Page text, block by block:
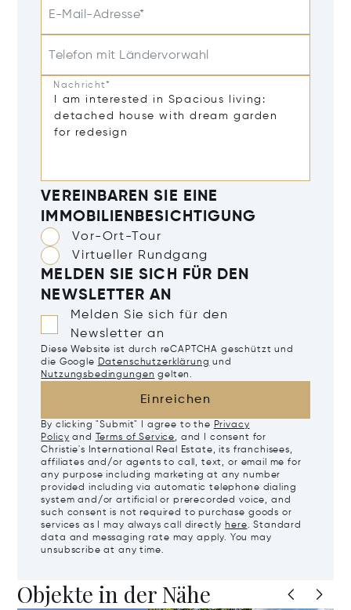
E-Mail-Adresse*
Telefon mit Ländervorwahl
Nachricht*
VEREINBAREN SIE EINE
IMMOBILIENBESICHTIGUNG
Vor-Ort-Tour
Virtueller Rundgang
MELDEN SIE SICH FÜR DEN
NEWSLETTER AN
Melden Sie sich für den
Newsletter an
Diese Website ist durch reCAPTCHA geschützt und
die Google Datenschutzerklärung und
Nutzungsbedingungen gelten.
Einreichen
By clicking "Submit" I agree to the Privacy
Policy and Terms of Service, and I consent for
Christie's International Real Estate, its franchisees,
affiliates and/or agents to call, text, or email me for
any purpose including marketing at any number
provided including via automatic telephone dialing
system and/or artificial or prerecorded voice, and
such consent is not required to purchase goods or
services as I may always call directly here. Standard
data and messaging rate may apply. You may
unsubscribe at any time.
Objekte in der Nähe